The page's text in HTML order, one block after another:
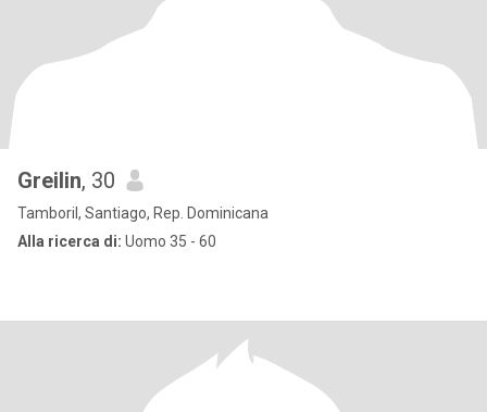
Greilin, 30
Tamboril, Santiago, Rep. Dominicana
Alla ricerca di: Uomo 35 - 60